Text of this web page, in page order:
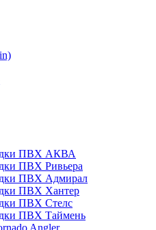
ПВХ АКВА
ПВХ Ривьера
ПВХ Адмирал
ПВХ Хантер
ПВХ Стелс
ПВХ Таймень
Angler